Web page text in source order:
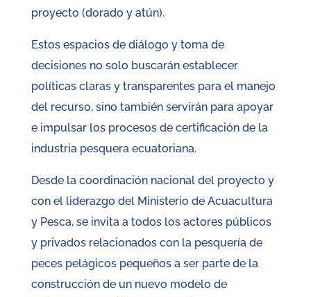
proyecto (dorado y atún).
Estos espacios de diálogo y toma de
decisiones no solo buscarán establecer
políticas claras y transparentes para el manejo
del recurso, sino también servirán para apoyar
e impulsar los procesos de certificación de la
industria pesquera ecuatoriana.
Desde la coordinación nacional del proyecto y
con el liderazgo del Ministerio de Acuacultura
y Pesca, se invita a todos los actores públicos
y privados relacionados con la pesquería de
peces pelágicos pequeños a ser parte de la
construcción de un nuevo modelo de